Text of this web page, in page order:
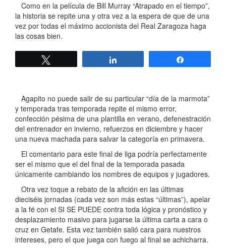
Como en la película de Bill Murray “Atrapado en el tiempo”,
la historia se repite una y otra vez a la espera de que de una
vez por todas el máximo accionista del Real Zaragoza haga
las cosas bien.
Agapito no puede salir de su particular “día de la marmota”
y temporada tras temporada repite el mismo error,
confección pésima de una plantilla en verano, defenestración
del entrenador en invierno, refuerzos en diciembre y hacer
una nueva machada para salvar la categoría en primavera.
El comentario para este final de liga podría perfectamente
ser el mismo que el del final de la temporada pasada
únicamente cambiando los nombres de equipos y jugadores.
Otra vez toque a rebato de la afición en las últimas
dieciséis jornadas (cada vez son más estas “últimas”), apelar
a la fé con el SI SE PUEDE contra toda lógica y pronóstico y
desplazamiento masivo para jugarse la última carta a cara o
cruz en Getafe. Esta vez también salió cara para nuestros
intereses, pero el que juega con fuego al final se achicharra.